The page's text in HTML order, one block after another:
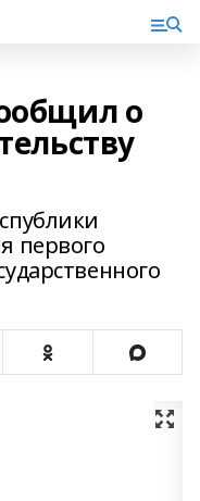
о
первого